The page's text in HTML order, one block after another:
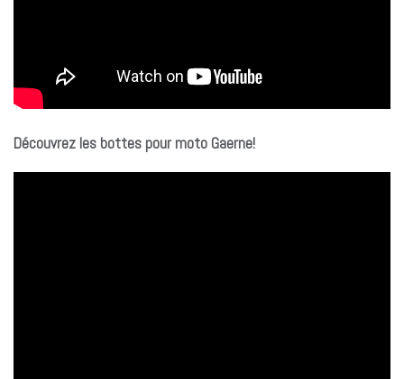
Découvrez les bottes pour moto Gaerne!